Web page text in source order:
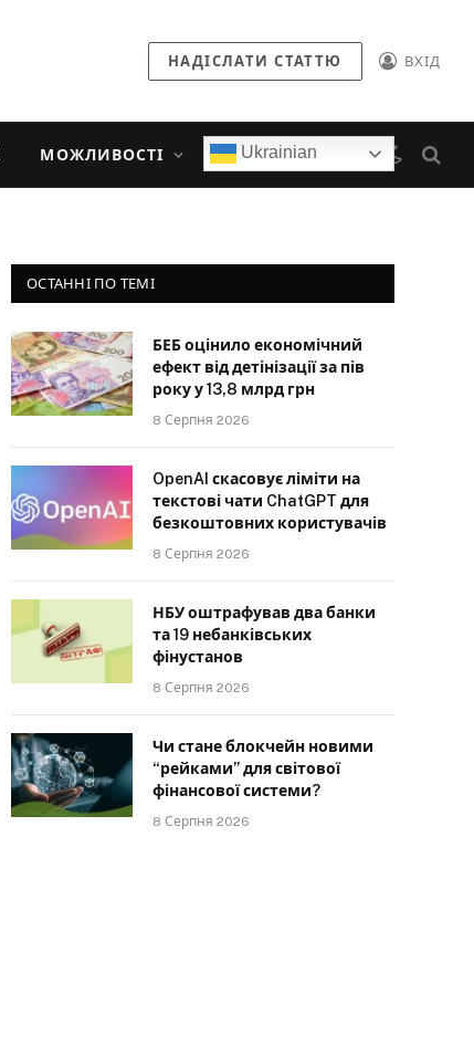
НАДІСЛАТИ СТАТТЮ ВХІД
МОЖЛИВОСТІ Ukrainian
ОСТАННІ ПО ТЕМІ
БЕБ оцінило економічний
ефект від детінізації за пів
року у 13,8 млрд грн
8 Серпня 2026
OpenAI скасовує ліміти на
текстові чати ChatGPT для
безкоштовних користувачів
8 Серпня 2026
НБУ оштрафував два банки
та 19 небанківських
фінустанов
8 Серпня 2026
Чи стане блокчейн новими
“рейками” для світової
фінансової системи?
8 Серпня 2026